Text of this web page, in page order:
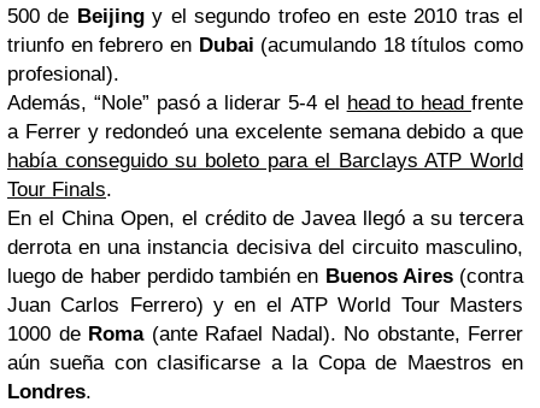
500 de Beijingy el segundo trofeo en este 2010 tras el
triunfo en febrero en Dubai (acumulando 18 títulos como
profesional).
Además, “Nole” pasó a liderar 5-4 el head to headfrente
a Ferrer y redondeó una excelente semana debido a que
había conseguido su boleto para el Barclays ATP World
Tour Finals.
En el China Open, el crédito de Javea llegó a su tercera
derrota en una instancia decisiva del circuito masculino,
luego de haber perdido también en Buenos Aires(contra
Juan Carlos Ferrero) y en el ATP World Tour Masters
1000 de Roma(ante Rafael Nadal). No obstante, Ferrer
aún sueña con clasificarse a la Copa de Maestros en
Londres.